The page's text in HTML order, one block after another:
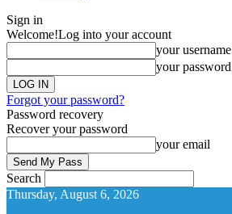
Sign in
Welcome!Log into your account
your username
your password
Forgot your password?
Password recovery
Recover your password
your email
Search
Thursday, August 6, 2026